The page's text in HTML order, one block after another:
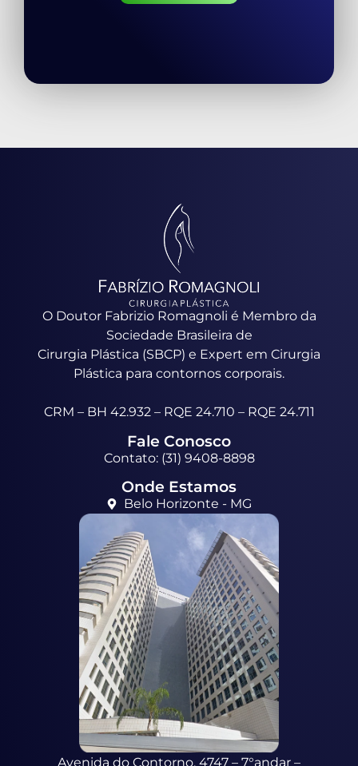
O Doutor Fabrizio Romagnoli é Membro da
Sociedade Brasileira de
Cirurgia Plástica (SBCP) e Expert em Cirurgia
Plástica para contornos corporais.
CRM – BH 42.932 – RQE 24.710 – RQE 24.711
Fale Conosco
Contato: (31) 9408-8898
Onde Estamos
Belo Horizonte - MG
Avenida do Contorno, 4747 – 7°andar –